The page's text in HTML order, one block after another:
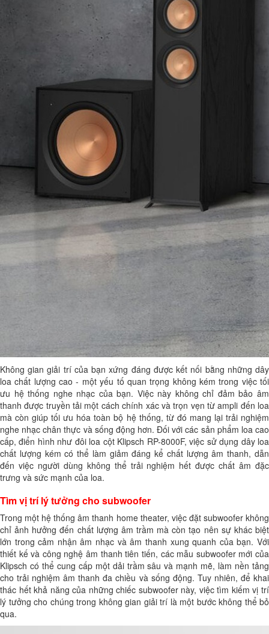
Không gian giải trí của bạn xứng đáng được kết nối bằng những dây
loa chất lượng cao - một yếu tố quan trọng không kém trong việc tối
ưu hệ thống nghe nhạc của bạn. Việc này không chỉ đảm bảo âm
thanh được truyền tải một cách chính xác và trọn vẹn từ ampli đến loa
mà còn giúp tối ưu hóa toàn bộ hệ thống, từ đó mang lại trải nghiệm
nghe nhạc chân thực và sống động hơn. Đối với các sản phẩm loa cao
cấp, điển hình như đôi loa cột Klipsch RP-8000F, việc sử dụng dây loa
chất lượng kém có thể làm giảm đáng kể chất lượng âm thanh, dẫn
đến việc người dùng không thể trải nghiệm hết được chất âm đặc
trưng và sức mạnh của loa.
Tìm vị trí lý tưởng cho subwoofer
Trong một hệ thống âm thanh home theater, việc đặt subwoofer không
chỉ ảnh hưởng đến chất lượng âm trầm mà còn tạo nên sự khác biệt
lớn trong cảm nhận âm nhạc và âm thanh xung quanh của bạn. Với
thiết kế và công nghệ âm thanh tiên tiến, các mẫu subwoofer mới của
Klipsch có thể cung cấp một dải trầm sâu và mạnh mẽ, làm nền tảng
cho trải nghiệm âm thanh đa chiều và sống động. Tuy nhiên, để khai
thác hết khả năng của những chiếc subwoofer này, việc tìm kiếm vị trí
lý tưởng cho chúng trong không gian giải trí là một bước không thể bỏ
qua.